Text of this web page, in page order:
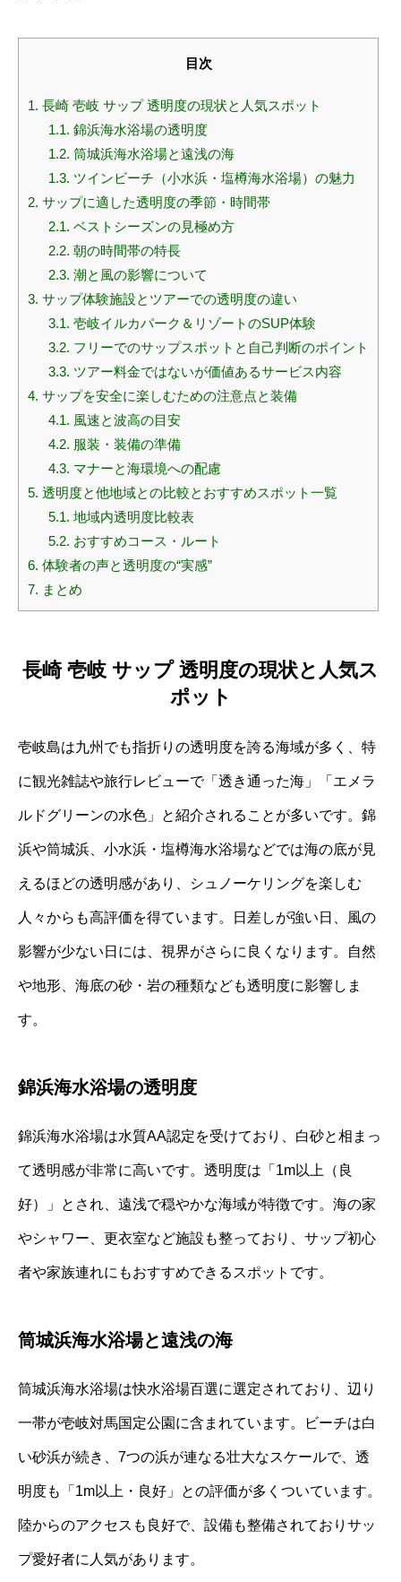
目次
1. 長崎 壱岐 サップ 透明度の現状と人気スポット
1.1. 錦浜海水浴場の透明度
1.2. 筒城浜海水浴場と遠浅の海
1.3. ツインビーチ（小水浜・塩樽海水浴場）の魅力
2. サップに適した透明度の季節・時間帯
2.1. ベストシーズンの見極め方
2.2. 朝の時間帯の特長
2.3. 潮と風の影響について
3. サップ体験施設とツアーでの透明度の違い
3.1. 壱岐イルカパーク＆リゾートのSUP体験
3.2. フリーでのサップスポットと自己判断のポイント
3.3. ツアー料金ではないが価値あるサービス内容
4. サップを安全に楽しむための注意点と装備
4.1. 風速と波高の目安
4.2. 服装・装備の準備
4.3. マナーと海環境への配慮
5. 透明度と他地域との比較とおすすめスポット一覧
5.1. 地域内透明度比較表
5.2. おすすめコース・ルート
6. 体験者の声と透明度の“実感”
7. まとめ
長崎 壱岐 サップ 透明度の現状と人気ス
ポット
壱岐島は九州でも指折りの透明度を誇る海域が多く、特
に観光雑誌や旅行レビューで「透き通った海」「エメラ
ルドグリーンの水色」と紹介されることが多いです。錦
浜や筒城浜、小水浜・塩樽海水浴場などでは海の底が見
えるほどの透明感があり、シュノーケリングを楽しむ
人々からも高評価を得ています。日差しが強い日、風の
影響が少ない日には、視界がさらに良くなります。自然
や地形、海底の砂・岩の種類なども透明度に影響しま
す。
錦浜海水浴場の透明度
錦浜海水浴場は水質AA認定を受けており、白砂と相まっ
て透明感が非常に高いです。透明度は「1m以上（良
好）」とされ、遠浅で穏やかな海域が特徴です。海の家
やシャワー、更衣室など施設も整っており、サップ初心
者や家族連れにもおすすめできるスポットです。
筒城浜海水浴場と遠浅の海
筒城浜海水浴場は快水浴場百選に選定されており、辺り
一帯が壱岐対馬国定公園に含まれています。ビーチは白
い砂浜が続き、7つの浜が連なる壮大なスケールで、透
明度も「1m以上・良好」との評価が多くついています。
陸からのアクセスも良好で、設備も整備されておりサッ
プ愛好者に人気があります。